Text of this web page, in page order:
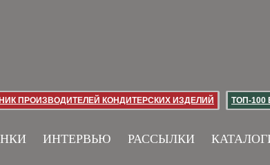
ПРОИЗВОДИТЕЛЕЙ КОНДИТЕРСКИХ ИЗДЕЛИЙ ТОП-
ИНТЕРВЬЮ РАССЫЛКИ